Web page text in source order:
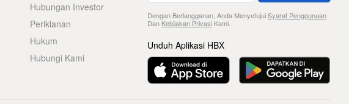
Hubungan Investor
Periklanan
Hukum
Hubungi Kami
Dengan Berlangganan, Anda MenyetujuiSyarat Penggunaan
Dan Kebijakan PrivasiKami.
Unduh Aplikasi HBX